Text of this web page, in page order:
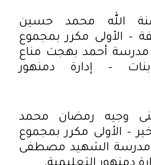
منة الله محمد حسين
– الأولى مكرر بمجموع
– مدرسة أحمد بهجت مناع
بنات – إدارة دمنهور
وجيه رمضان محمد
– الأولى مكرر بمجموع
– مدرسة الشهيد مصطفى